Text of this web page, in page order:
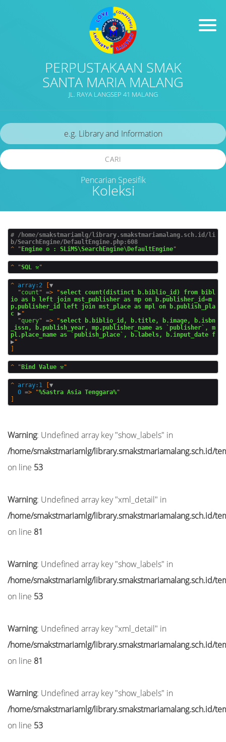
PERPUSTAKAAN SMAK
SANTA MARIA MALANG
JL. RAYA LANGSEP 41 MALANG
Koleksi
CARI
Pencarian Spesifik
# /home/smakstmariamlg/library.smakstmariamalang.sch.id/li
b/SearchEngine/DefaultEngine.php:608
^
" Engine ⚙️ : SLiMS\SearchEngine\DefaultEngine
^ "SQL ⚒️
^ array:2
▼
  "
count " => "select count(distinct b.biblio_id) from bibl
io as b left join mst_publisher as mp on b.publisher_id=m
p.publisher_id left join mst_place as mpl on b.publish_pla
c ▶"
  "
query" => "select b.biblio_id, b.title, b.image, b.isbn
_issn, b.publish_year, mp.publisher_name as `publisher`, m
pl.place_name as `publish_place`, b.labels, b.input_date f
▶
^ " Bind Value ⚒️
^ array:1
▼
0 => "%Sastra Asia Tenggara%
Warning: Undefined array key "show_labels" in
/home/smakstmariamlg/library.smakstmariamalang.sch.id/
on line 53
Warning: Undefined array key "xml_detail" in
/home/smakstmariamlg/library.smakstmariamalang.sch.id/
on line 81
Warning: Undefined array key "show_labels" in
/home/smakstmariamlg/library.smakstmariamalang.sch.id/
on line 53
Warning: Undefined array key "xml_detail" in
/home/smakstmariamlg/library.smakstmariamalang.sch.id/
on line 81
Warning: Undefined array key "show_labels" in
/home/smakstmariamlg/library.smakstmariamalang.sch.id/
on line 53